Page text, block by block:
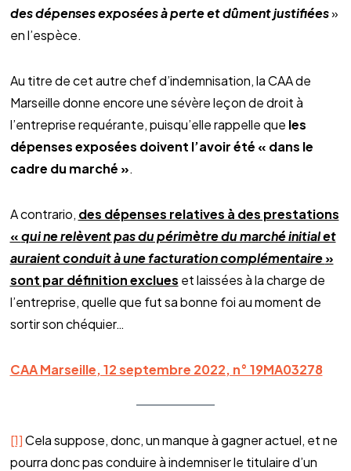
des dépenses exposées à perte et dûment justifiées»
en l’espèce.
Au titre de cet autre chef d’indemnisation, la CAA de
Marseille donne encore une sévère leçon de droit à
l’entreprise requérante, puisqu’elle rappelle que les
dépenses exposées doivent l’avoir été « dans le
cadre du marché ».
A contrario, des dépenses relatives à des prestations
«qui ne relèvent pas du périmètre du marché initial et
auraient conduit à une facturation complémentaire»
sont par définition exclues et laissées à la charge de
l’entreprise, quelle que fut sa bonne foi au moment de
sortir son chéquier…
CAA Marseille, 12 septembre 2022, n° 19MA03278
[1]Cela suppose, donc, un manque à gagner actuel, et ne
pourra donc pas conduire à indemniser le titulaire d’un